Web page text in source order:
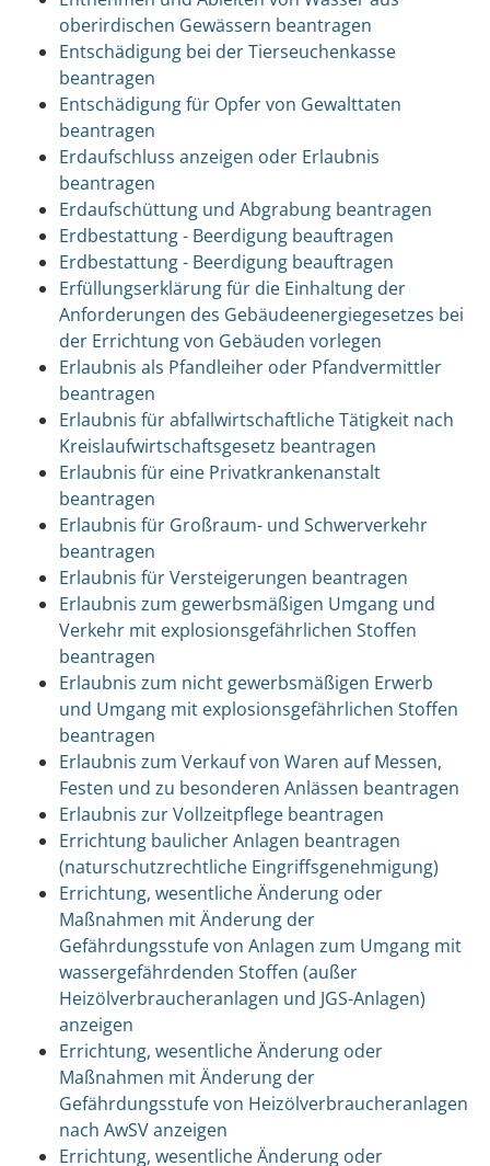
oberirdischen Gewässern beantragen
Entschädigung bei der Tierseuchenkasse
beantragen
Entschädigung für Opfer von Gewalttaten
beantragen
Erdaufschluss anzeigen oder Erlaubnis
beantragen
Erdaufschüttung und Abgrabung beantragen
Erdbestattung - Beerdigung beauftragen
Erdbestattung - Beerdigung beauftragen
Erfüllungserklärung für die Einhaltung der
Anforderungen des Gebäudeenergiegesetzes bei
der Errichtung von Gebäuden vorlegen
Erlaubnis als Pfandleiher oder Pfandvermittler
beantragen
Erlaubnis für abfallwirtschaftliche Tätigkeit nach
Kreislaufwirtschaftsgesetz beantragen
Erlaubnis für eine Privatkrankenanstalt
beantragen
Erlaubnis für Großraum- und Schwerverkehr
beantragen
Erlaubnis für Versteigerungen beantragen
Erlaubnis zum gewerbsmäßigen Umgang und
Verkehr mit explosionsgefährlichen Stoffen
beantragen
Erlaubnis zum nicht gewerbsmäßigen Erwerb
und Umgang mit explosionsgefährlichen Stoffen
beantragen
Erlaubnis zum Verkauf von Waren auf Messen,
Festen und zu besonderen Anlässen beantragen
Erlaubnis zur Vollzeitpflege beantragen
Errichtung baulicher Anlagen beantragen
(naturschutzrechtliche Eingriffsgenehmigung)
Errichtung, wesentliche Änderung oder
Maßnahmen mit Änderung der
Gefährdungsstufe von Anlagen zum Umgang mit
wassergefährdenden Stoffen (außer
Heizölverbraucheranlagen und JGS-Anlagen)
anzeigen
Errichtung, wesentliche Änderung oder
Maßnahmen mit Änderung der
Gefährdungsstufe von Heizölverbraucheranlagen
nach AwSV anzeigen
Errichtung, wesentliche Änderung oder